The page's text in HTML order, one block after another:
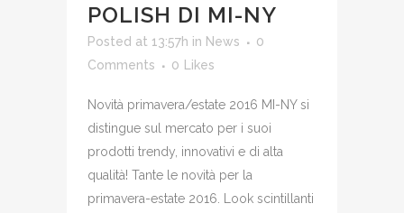
POLISH DI MI-NY
Posted at 13:57h in News
0
Comments
0 Likes
Novità primavera/estate 2016 MI-NY si
distingue sul mercato per i suoi
prodotti trendy, innovativi e di alta
qualità! Tante le novità per la
primavera-estate 2016. Look scintillanti